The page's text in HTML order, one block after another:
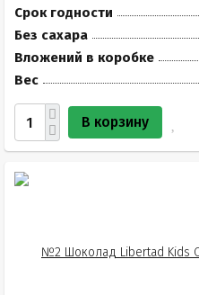
Срок годности
Без сахара
Вложений в коробке
Вес
В корзину